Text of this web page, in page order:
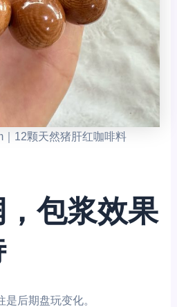
12颗天然猪肝红咖啡料
包浆效果
后期盘玩变化。